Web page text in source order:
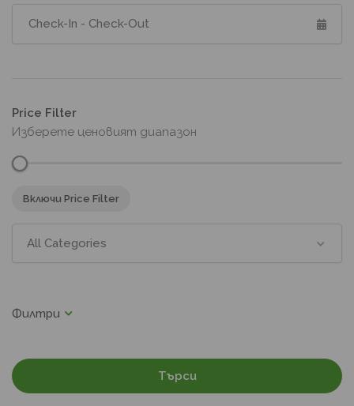
Price Filter
Изберете ценовият диапазон
Включи Price Filter
All Categories
Търси